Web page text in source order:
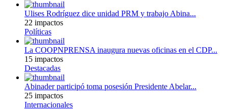
Ulises Rodríguez dice unidad PRM y trabajo Abina...
22 impactos
Políticas
La COOPNPRENSA inaugura nuevas oficinas en el CDP...
15 impactos
Destacadas
Abinader participó toma posesión Presidente Abelar...
25 impactos
Internacionales